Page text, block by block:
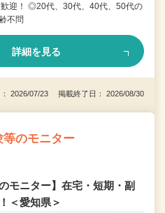
迎！ ◎20代、30代、40代、50代の
不問
詳細を見る
： 2026/07/23 掲載終了日： 2026/08/30
のモニター
モニター】在宅・短期・副
＜愛知県＞